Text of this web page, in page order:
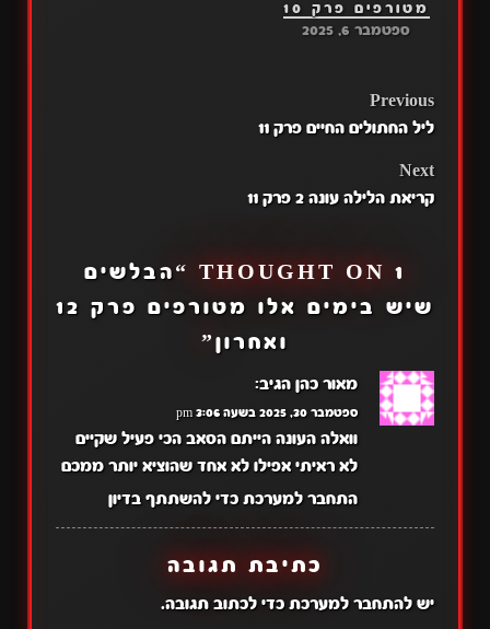
מטורפים פרק 10
ספטמבר 6, 2025
POST
Previous
ליל החתולים החיים פרק 11
Next
קריאת הלילה עונה 2 פרק 11
1 THOUGHT ON “
הבלשים
שיש בימים אלו מטורפים פרק 12
ואחרון ”
מאור כהן הגיב:
ספטמבר 30, 2025 בשעה 3:06 pm
וואלה העונה הייתם הסאב הכי פעיל שקיים
לא ראיתי אפילו לא אחד שהוציא יותר ממכם
התחבר למערכת כדי להשתתף בדיון
כתיבת תגובה
יש להתחבר למערכתכדי לכתוב תגובה.